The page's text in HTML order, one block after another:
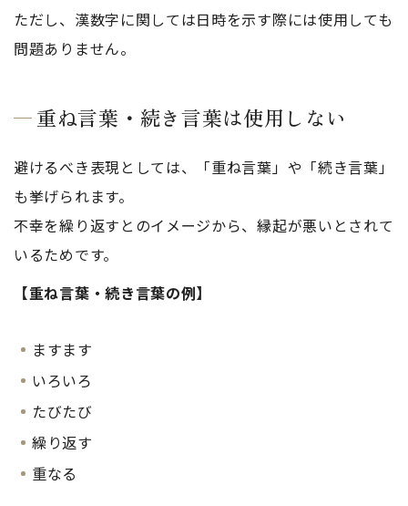
ただし、漢数字に関しては日時を示す際には使用しても
問題ありません。
重ね言葉・続き言葉は使用しない
避けるべき表現としては、「重ね言葉」や「続き言葉」
も挙げられます。
不幸を繰り返すとのイメージから、縁起が悪いとされて
いるためです。
【重ね言葉・続き言葉の例】
ますます
いろいろ
たびたび
繰り返す
重なる